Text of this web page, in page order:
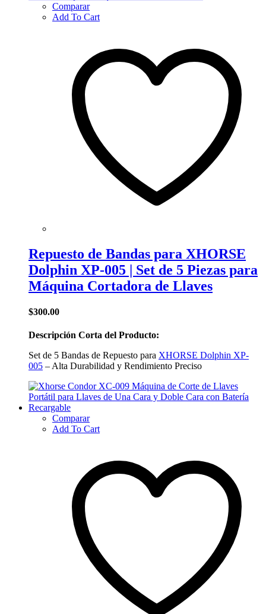
Comparar
Add To Cart
Repuesto de Bandas para XHORSE
Dolphin XP-005 | Set de 5 Piezas para
Máquina Cortadora de Llaves
$300.00
Descripción Corta del Producto:
Set de 5 Bandas de Repuesto para XHORSE Dolphin XP-
005 – Alta Durabilidad y Rendimiento Preciso
Comparar
Add To Cart